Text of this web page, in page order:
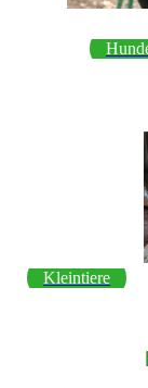
Kleintiere